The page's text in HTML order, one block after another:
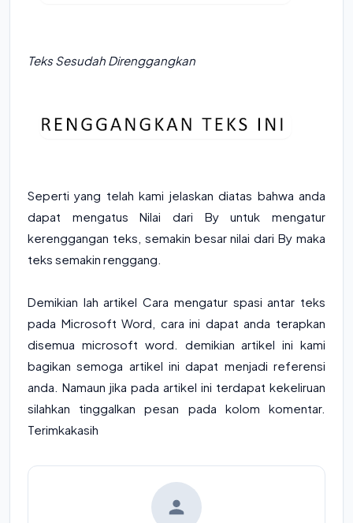
Teks Sesudah Direnggangkan
Seperti yang telah kami jelaskan diatas bahwa anda
dapat mengatus Nilai dari By untuk mengatur
kerenggangan teks, semakin besar nilai dari By maka
teks semakin renggang.
Demikian lah artikel Cara mengatur spasi antar teks
pada Microsoft Word, cara ini dapat anda terapkan
disemua microsoft word. demikian artikel ini kami
bagikan semoga artikel ini dapat menjadi referensi
anda. Namaun jika pada artikel ini terdapat kekeliruan
silahkan tinggalkan pesan pada kolom komentar.
Terimkakasih